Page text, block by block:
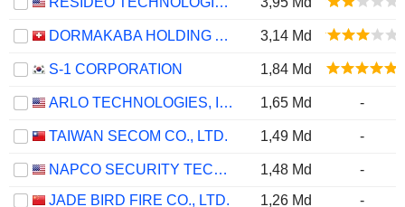
DORMAKABA HOLDING AG 3,14 Md
S-1 CORPORATION 1,84 Md
ARLO TECHNOLOGIES, INC. 1,65 Md -
TAIWAN SECOM CO., LTD. 1,49 Md -
NAPCO SECURITY TECHNOLOGIES, INC. 1,48 Md
-
JADE BIRD FIRE CO., LTD.
1,26 Md
-